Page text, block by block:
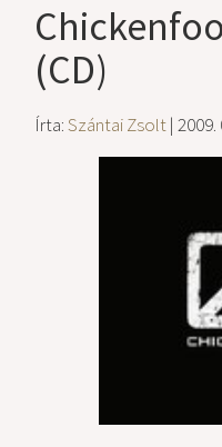
(CD)
Írta:Szántai Zsolt| 2009.